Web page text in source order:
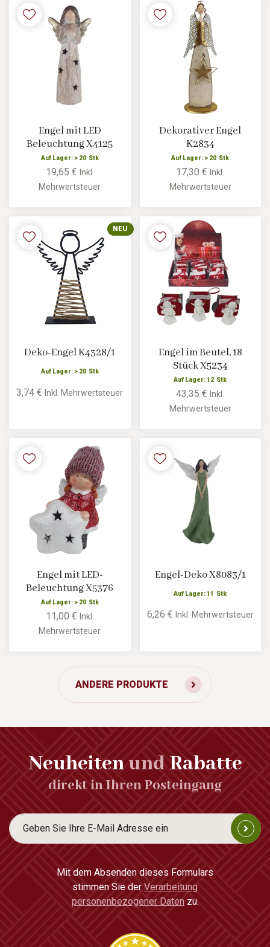
Engel mit LED
Beleuchtung X4125
Auf Lager: > 20 Stk
19,65 € Inkl.
Mehrwertsteuer
Dekorativer Engel
K2834
Auf Lager: > 20 Stk
17,30 €Inkl.
Mehrwertsteuer
NEU
Deko-Engel K4328/1
Auf Lager: > 20 Stk
3,74 €Inkl. Mehrwertsteuer
Engel im Beutel, 18
Stück X5234
Auf Lager: 12 Stk
43,35 €Inkl.
Mehrwertsteuer
Engel mit LED-
Beleuchtung X5376
Auf Lager: > 20 Stk
11,00 € Inkl.
Mehrwertsteuer
Engel-Deko X8083/1
Auf Lager: 11 Stk
6,26 € Inkl. Mehrwertsteuer
ANDERE PRODUKTE
NeuheitenundRabatte
direkt in Ihren Posteingang
Mit dem Absenden dieses Formulars
stimmen Sie der Verarbeitung
personenbezogener Daten zu.